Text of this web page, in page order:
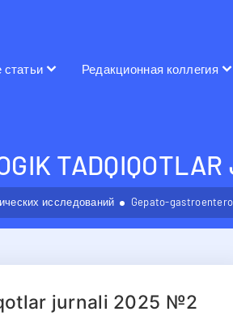
статьи Редакционная коллегия
исследований Gepato-
jurnali 2025 №2